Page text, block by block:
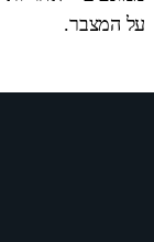
על המצבר.